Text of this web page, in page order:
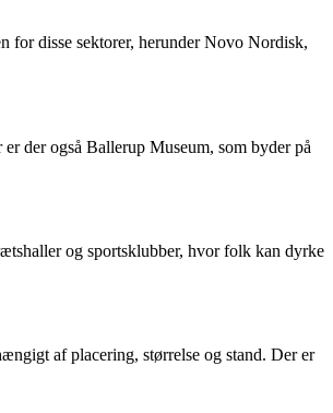
for disse sektorer, herunder Novo Nordisk,
der også Ballerup Museum, som byder på
og sportsklubber, hvor folk kan dyrke
af placering, størrelse og stand. Der er